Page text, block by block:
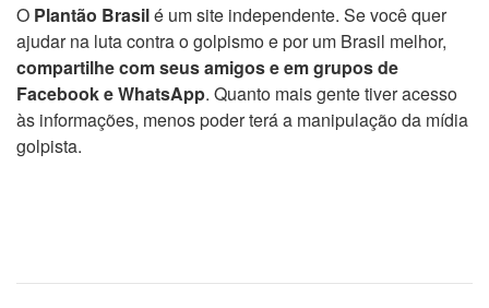
O Plantão Brasilé um site independente. Se você quer
ajudar na luta contra o golpismo e por um Brasil melhor,
compartilhe com seus amigos e em grupos de
Facebook e WhatsApp. Quanto mais gente tiver acesso
às informações, menos poder terá a manipulação da mídia
golpista.